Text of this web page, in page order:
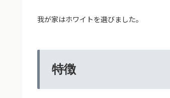
我が家はホワイトを選びました。
特徴